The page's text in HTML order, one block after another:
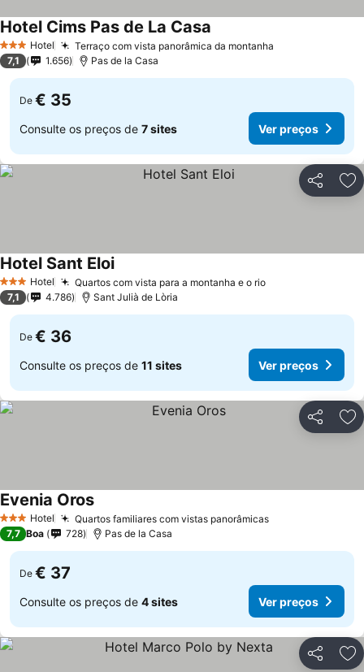
3 EstrelasHotel Terraço com vista panorâmica da montanha
Hotel Cims Pas de La Casa
7,1 1.656 Pas de la Casa
De € 35
Consulte os preços de 7 sites Ver preços
Partilhar
3 EstrelasHotel Quartos com vista para a montanha e o rioVer preços
Hotel Sant EloiVer preços
7,1 4.786 Sant Julià de Lòria
De € 36
Consulte os preços de 11 sites Ver preços
Partilhar
3 EstrelasHotel Quartos familiares com vistas panorâmicasVer preços
Evenia OrosVer preços
7,7 Boa 728 Pas de la Casa
De € 37
Consulte os preços de 4 sites Ver preços
Partilhar